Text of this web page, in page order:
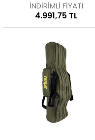
İNDİRİMLİ FİYATI
4.991,75 TL